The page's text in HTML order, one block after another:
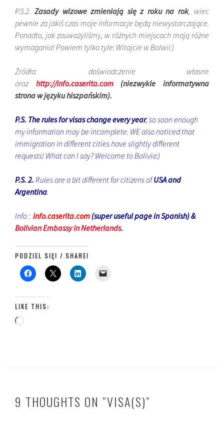
P.S.2. Zasady wizowe zmieniają się z roku na rok, wiec
pewnie za jakiś czas moje informacje będą niewystarczające.
Ponadto, jak zauważyliśmy, w różnych miejscach mają różne
wymagania! Powiem tylko tyle: Witajcie w Bolwii:)
Źródła: doświadczenie własne
oraz http://info.caserita.com(niezwykle informatywna
strona w języku hiszpańskim).
P.S. The rules for visas change every year, so soon enough
my information may be incomplete. WE also noticed that
immigration in different cities have slightly different
requests! What can I say? Welcome to Bolivia:)
P.S. 2. Rules are a bit different for citizens ofUSA and
Argentina.
Info :info.caserita.com (super useful page in Spanish) &
Bolivian Embassy in Netherlands.
PODZIEL SIĘ! / SHARE!
LIKE THIS:
Loading…
9 THOUGHTS ON “VISA(S)”